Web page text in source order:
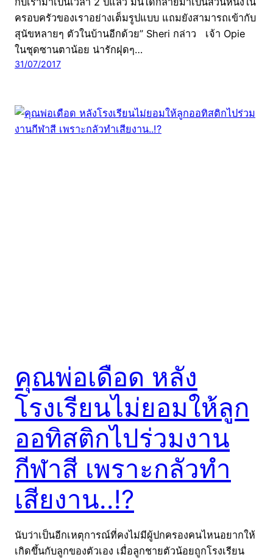
ครอบครัวของเราอย่างเต็มรูปแบบ แถมยังสามารถเข้ากับ
สุนัขหลายๆ ตัวในบ้านอีกด้วย” Sheri กล่าว เจ้า Opie
ในชุดซานตาน้อย น่ารักฝุดๆ…
31/07/2017
คุณพ่อเดือด หลัง
โรงเรียนไม่ยอมให้ลูก
ออทิสติกไปร่วมงาน
กีฬาสี เพราะกลัวทำ
เสียงาน..!?
นับว่าเป็นอีกเหตุการณ์ที่คงไม่มีผู้ปกครองคนไหนอยากให้
เกิดขึ้นกับลูกของตัวเอง เมื่อลูกชายตัวน้อยถูกโรงเรียน